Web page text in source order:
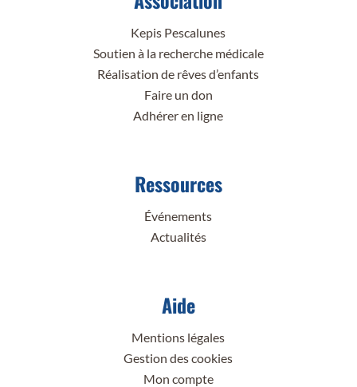
Kepis Pescalunes
Soutien à la recherche médicale
Réalisation de rêves d’enfants
Faire un don
Adhérer en ligne
Ressources
Événements
Actualités
Aide
Mentions légales
Gestion des cookies
Mon compte